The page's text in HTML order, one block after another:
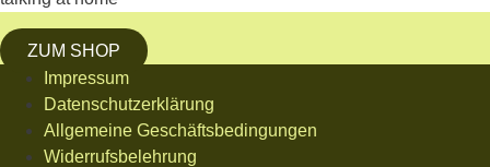
ZUM SHOP
Impressum
Datenschutzerklärung
Allgemeine Geschäftsbedingungen
Widerrufsbelehrung